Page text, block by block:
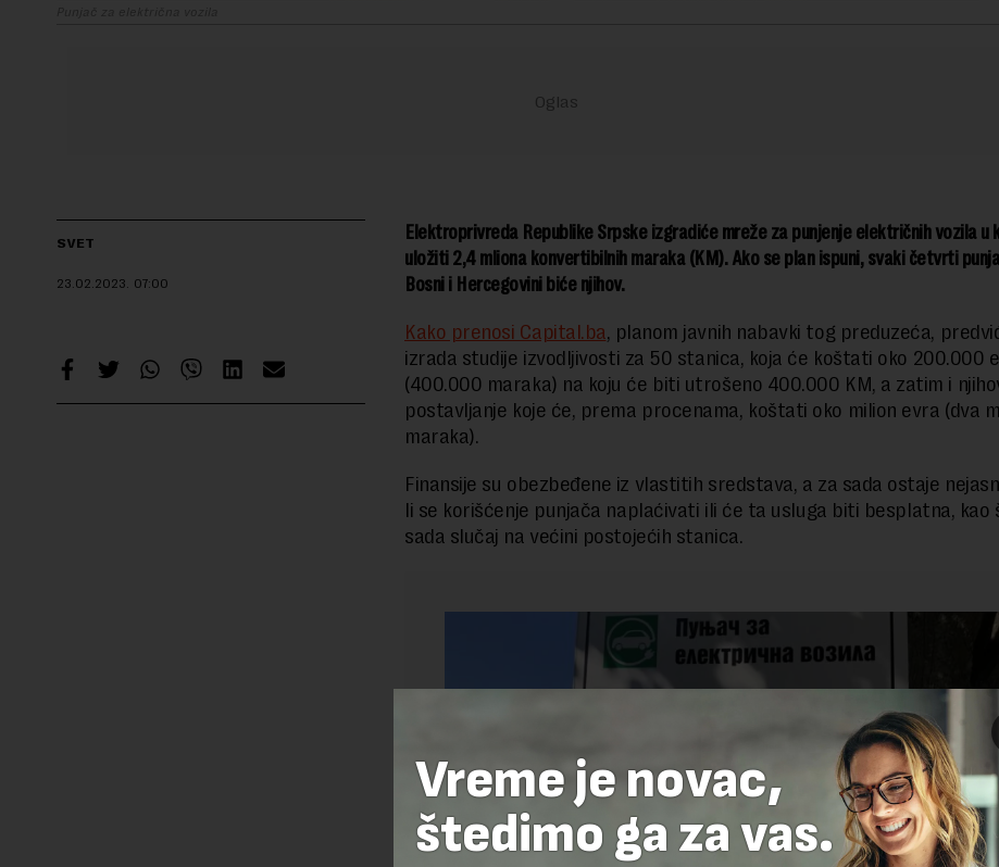
SVET
23.02.2023. 07:00
Elektroprivreda Republike Srpske izgradiće mreže za punjenje električnih vozila u
uložiti 2,4 mliona konvertibilnih maraka (KM). Ako se plan ispuni, svaki četvrti
Bosni i Hercegovini biće njihov.
Kako prenosi Capital.ba, planom javnih nabavki tog preduzeća,
izrada studije izvodljivosti za 50 stanica, koja će koštati oko 200.000
(400.000 maraka) na koju će biti utrošeno 400.000 KM, a zatim i
postavljanje koje će, prema procenama, koštati oko milion evra (dva
maraka).
Finansije su obezbeđene iz vlastitih sredstava, a za sada ostaje
li se korišćenje punjača naplaćivati ili će ta usluga biti besplatna, kao
sada slučaj na većini postojećih stanica.
Vreme je novac,
štedimo ga za vas.